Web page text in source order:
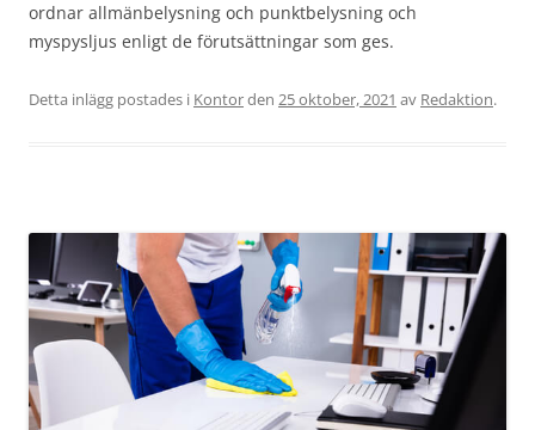
ordnar allmänbelysning och punktbelysning och
myspysljus enligt de förutsättningar som ges.
Detta inlägg postades i Kontorden 25 oktober, 2021 av Redaktion.